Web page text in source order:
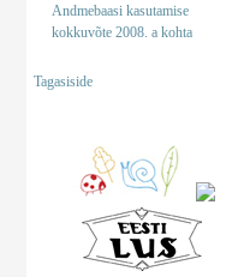
Andmebaasi kasutamise
kokkuvõte 2008. a kohta
Tagasiside